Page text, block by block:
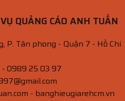
QUẢNG CÁO ANH TUẤN
P. Tân phong - Quận 7 - Hồ Chí
0989 25 03 97
- banghieugiarehcm.vn